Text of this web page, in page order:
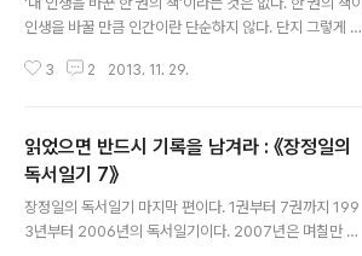
인생을 바꿀 만큼 인간이란 단순하지 않다. 단지 그렇게 믿
“이 지구에 살고 있는 사람 중의 절대다수가 책을 읽지 않
이 나면 풀을 먹듯이 병든 인간만이 책을 읽는다. 오늘날의
사람만이 그런 것이 아니라 인류 역사에서 책을 읽는 이는
전체 숫자와 비교해서 몇 되지 않는다. 그런데도 우리는 책
을 읽어야 한다는 강박관념에 시달린다. 대다수 사람이 행
하고 있다 하여 반드시 옳은 것은 아니며, 압도적 다수가 책
3 2 2013. 11. 29.
읽었으면 반드시 기록을 남겨라 : 《장정일의
독서일기 7》
장정일의 독서일기 마지막 편이다. 1권부터 7권까지 199
3년부터 2006년의 독서일기이다. 2007년은 며칠만 있